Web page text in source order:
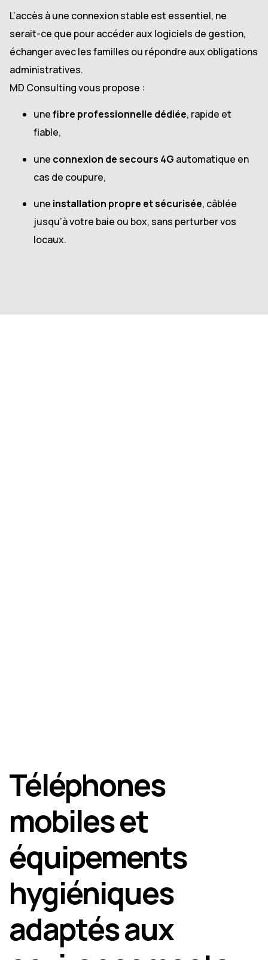
L’accès à une connexion stable est essentiel, ne
serait-ce que pour accéder aux logiciels de gestion,
échanger avec les familles ou répondre aux obligations
administratives.
MD Consulting vous propose :
unefibre professionnelle dédiée, rapide et
fiable,
une connexion de secours 4G automatique en
cas de coupure,
une installation propre et sécurisée, câblée
jusqu’à votre baie ou box, sans perturber vos
locaux.
Téléphones
mobiles et
équipements
hygiéniques
adaptés aux